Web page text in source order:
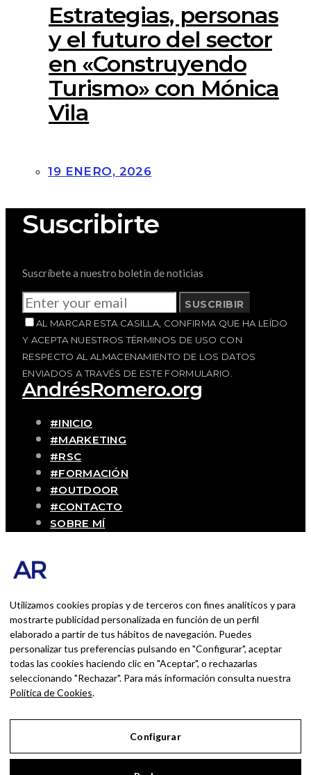
Estrategias, personas
y el futuro del sector
en «Construyendo
Turismo» con Mónica
Vila
19 ENERO, 2026
Suscribirte
Suscríbete a nuestro boletín de noticias
SUSCRIBIR
AL MARCAR ESTA CASILLA, CONFIRMA QUE HA LEÍDO
Y ACEPTA NUESTROS TÉRMINOS DE USO CON
RESPECTO AL ALMACENAMIENTO DE LOS DATOS
ENVIADOS A TRAVÉS DE ESTE FORMULARIO.
AndrésRomero.org
#INICIO
#MARKETING
#RSC
#FORMACIÓN
#OUTDOOR
#CONTACTO
SOBRE MÍ
Romero. Experiencias personales y
con lo que hace cada día
BUSCAR POR:
BUSCAR
Ingresa las palabras de la búsqueda y presiona
Enter.
Utilizamos cookies propias y de terceros con fines analíticos y para
mostrarte publicidad personalizada en función de un perfil
elaborado a partir de tus hábitos de navegación. Puedes
personalizar tus preferencias pulsando en "Configurar", aceptar
todas las cookies haciendo clic en "Aceptar", o rechazarlas
seleccionando "Rechazar". Para más información consulta nuestra
Política de Cookies.
Configurar
Aviso Legal